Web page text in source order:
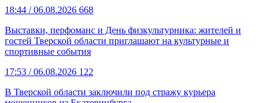
18:44 / 06.08.2026 668
Выставки, перфоманс и День физкультурника: жителей и
гостей Тверской области приглашают на культурные и
спортивные события
17:53 / 06.08.2026 122
В Тверской области заключили под стражу курьера